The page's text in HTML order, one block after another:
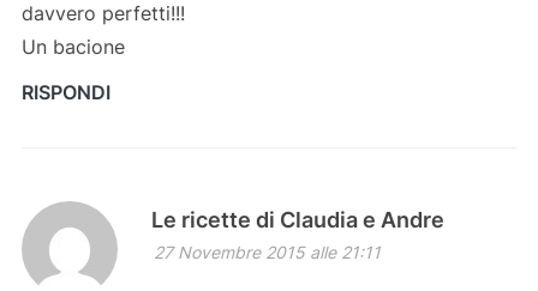
davvero perfetti!!!
Un bacione
RISPONDI
Le ricette di Claudia e Andre
27 Novembre 2015 alle 21:11